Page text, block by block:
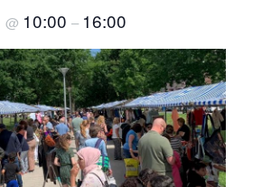
@ 10:00 – 16:00